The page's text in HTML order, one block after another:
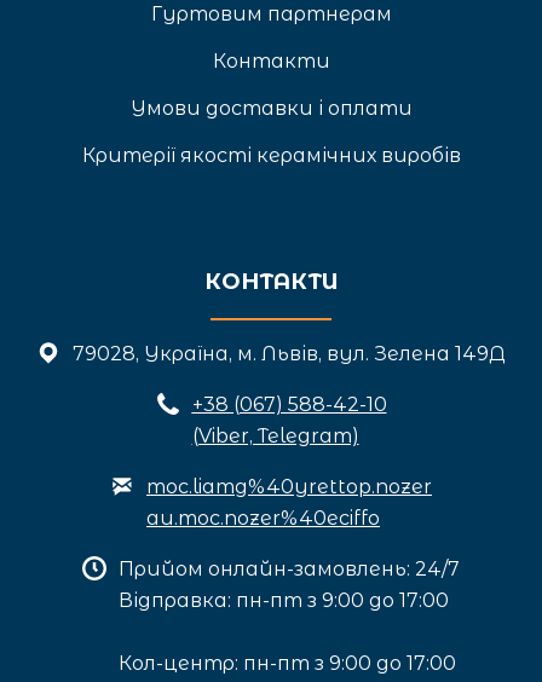
Гуртовим партнерам
Контакти
Умови доставки і оплати
Критерії якості керамічних виробів
КОНТАКТИ
79028, Україна, м. Львів, вул. Зелена 149Д
+38 (067) 588-42-10
(Viber, Telegram)
moc.liamg%40yrettop.nozer
au.moc.nozer%40eciffo
Прийом онлайн-замовлень: 24/7
Відправка: пн-пт з 9:00 до 17:00
Кол-центр: пн-пт з 9:00 до 17:00